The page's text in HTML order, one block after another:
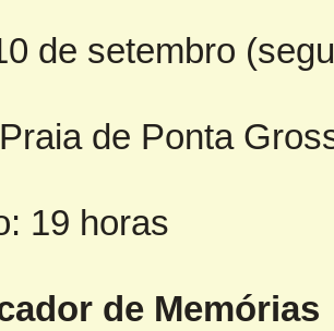
de setembro
de Ponta
19 horas
de Memórias